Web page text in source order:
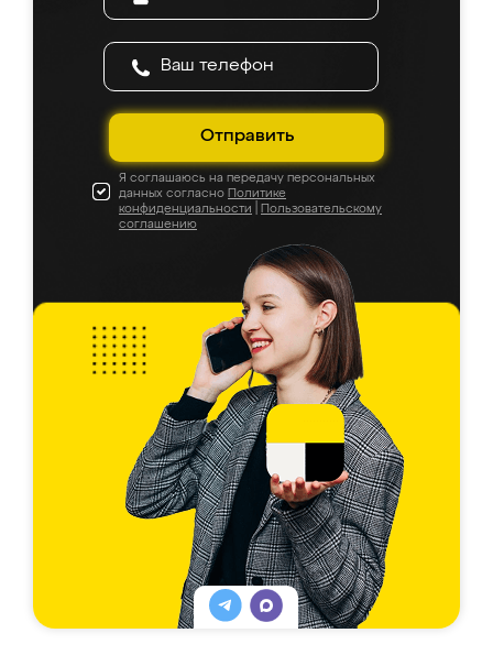
Отправить
Я соглашаюсь на передачу персональных
данных согласно Политике
конфиденциальности
Пользовательскому
соглашению